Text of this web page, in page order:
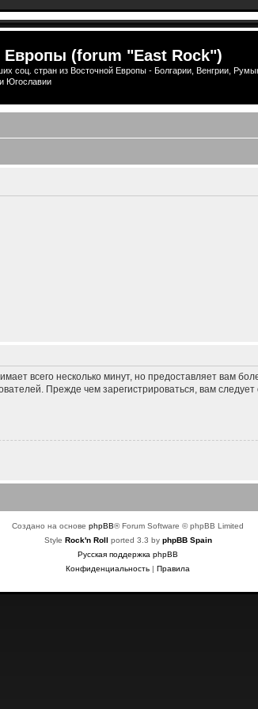
Европы (forum "East Rock")
соц. стран из Восточной Европы - Болгарии, Венгрии,
Югославии
всего несколько минут, но предоставляет вам
Прежде чем зарегистрироваться, вам
Создано на основеphpBB® Forum Software © phpBB Limited
Style Rock'n Roll ported 3.3 by phpBB Spain
Русская поддержка phpBB
Конфиденциальность |Правила